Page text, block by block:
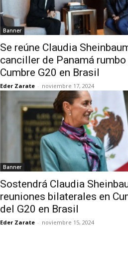
Banner
Se reúne Claudia
canciller de Panamá rumbo
Cumbre G20 en Brasil
Eder Zarate - noviembre 17, 2024
Banner
Sostendrá Claudia
reuniones bilaterales en
del G20 en Brasil
Eder Zarate - noviembre 15, 2024